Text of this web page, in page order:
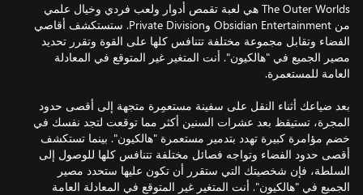
The Outer Worlds هي لعبة تقمص أدوار ولعب فردي وخيال علمي
من Obsidian Entertainment وPrivate Division. ستستكشف أقاصي
الفضاء وتقابل مجموعة مختلفة تتنافس كلها على القوة وتقرر تحديد
مصير الجميع في "هالكيون". أنت المتغير غير المتوقع في المعادلة
بعد ضياعك أثناء النقل على سفينة مستعمِرة متجهة إلى أقصى حدود
المجرة، تستيقظ بعد عشرات السنين أكثر مما توقعت لتجد نفسك في
خضم مؤامرة كبيرة تهدد بتدمير مستعمرة "هالكيون". بينما تستكشف
أقصى حدود الفضاء وتواجه فصائل مختلفة تتنافس كلها للوصول إلى
السلطة، فإن شخصيتك التي ستقرر أن تكون عليها ستحدد مصير
الجميع في "هالكيون". أنت المتغير غير المتوقع في المعادلة العامة